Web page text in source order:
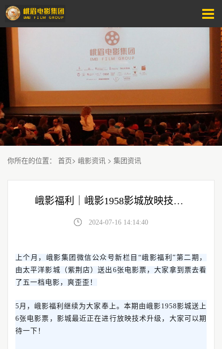
你所在的位置： 首页> 峨影资讯 > 集团资讯
峨影福利｜峨影1958影城放映技术升级，戳进来送您电影票！
2024-07-16 14:14:40
上个月，峨影集团微信公众号新栏目“峨影福利”第二期，
由太平洋影城（紫荆店）送出6张电影票，大家拿到票去看
了五一档电影，爽歪歪！
5月，峨影福利继续为大家奉上。本期由峨影1958影城送上
6张电影票，影城最近正在进行放映技术升级，大家可以期
待一下！